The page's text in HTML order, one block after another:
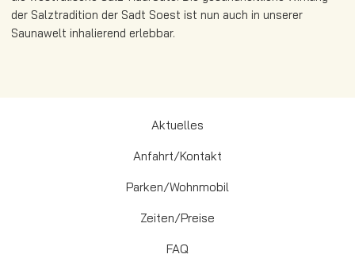
der Salztradition der Sadt Soest ist nun auch in unserer
Saunawelt inhalierend erlebbar.
Aktuelles
Anfahrt/Kontakt
Parken/Wohnmobil
Zeiten/Preise
FAQ